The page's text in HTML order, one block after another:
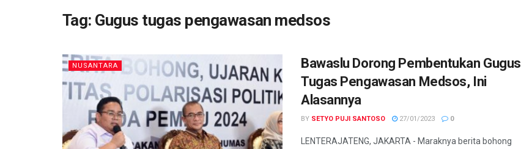
Tag: Gugus tugas pengawasan medsos
NUSANTARA
Bawaslu Dorong Pembentukan Gugus
Tugas Pengawasan Medsos, Ini
Alasannya
BY SETYO PUJI SANTOSO 27/01/2023 0
LENTERAJATENG, JAKARTA - Maraknya berita bohong